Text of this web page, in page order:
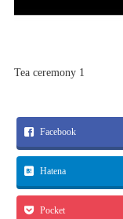
Tea ceremony 1
Facebook
Hatena
Pocket